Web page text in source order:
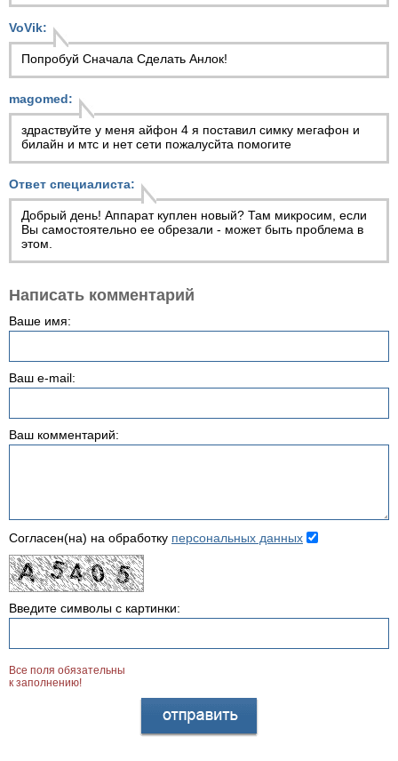
VoVik:
Попробуй Сначала Сделать Анлок!
magomed:
здраствуйте у меня айфон 4 я поставил симку мегафон и
билайн и мтс и нет сети пожалусйта помогите
Ответ специалиста:
Добрый день! Аппарат куплен новый? Там микросим, если
Вы самостоятельно ее обрезали - может быть проблема в
этом.
Написать комментарий
Ваше имя:
Ваш e-mail:
Ваш комментарий:
Согласен(на) на обработку персональных данных
Введите символы с картинки:
Все поля обязательны
к заполнению!